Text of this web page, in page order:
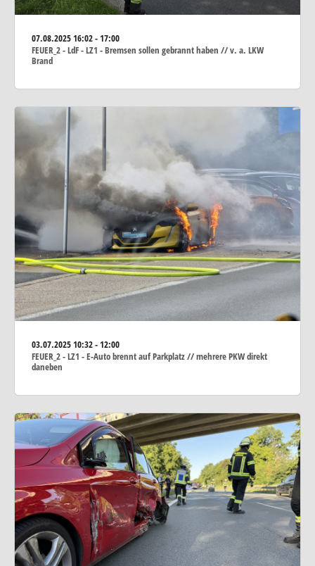
07.08.202516:02 - 17:00
FEUER_2 - LdF - LZ1 - Bremsen sollen gebrannt haben // v. a. LKW
Brand
03.07.202510:32 - 12:00
FEUER_2 - LZ1 - E-Auto brennt auf Parkplatz // mehrere PKW direkt
daneben